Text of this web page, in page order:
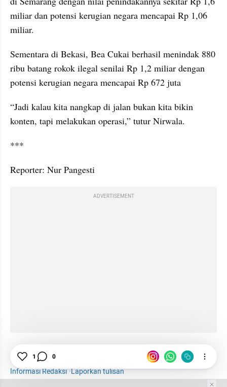
miliar dan potensi kerugian negara mencapai Rp 1,06
miliar.
Sementara di Bekasi, Bea Cukai berhasil menindak 880
ribu batang rokok ilegal senilai Rp 1,2 miliar dengan
potensi kerugian negara mencapai Rp 672 juta
“Jadi kalau kita nangkap di jalan bukan kita bikin
konten, tapi melakukan operasi,” tutur Nirwala.
***
Reporter: Nur Pangesti
ADVERTISEMENT
Bea Cukai
Makroekonomi
Informasi Redaksi·Laporkan tulisan
1 0